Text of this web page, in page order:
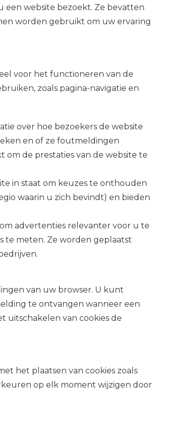
een website bezoekt. Ze bevatten
worden gebruikt om uw ervaring
voor het functioneren van de
zoals pagina-navigatie en
over hoe bezoekers de website
en of ze foutmeldingen
de prestaties van de website te
in staat om keuzes te onthouden
waarin u zich bevindt) en bieden
advertenties relevanter voor u te
te meten. Ze worden geplaatst
van uw browser. U kunt
te ontvangen wanneer een
uitschakelen van cookies de
het plaatsen van cookies zoals
op elk moment wijzigen door